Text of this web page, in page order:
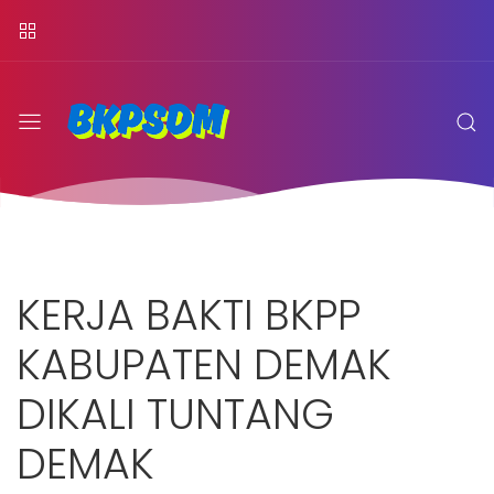
KERJA BAKTI BKPP
KABUPATEN DEMAK
DIKALI TUNTANG
DEMAK